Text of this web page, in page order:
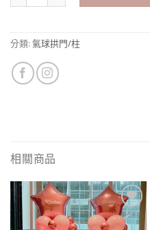
分類: 氣球拱門/柱
相關商品